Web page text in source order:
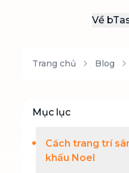
Về
Trang chủ Blog
Mục lục
Cách trang trí
khấu Noel